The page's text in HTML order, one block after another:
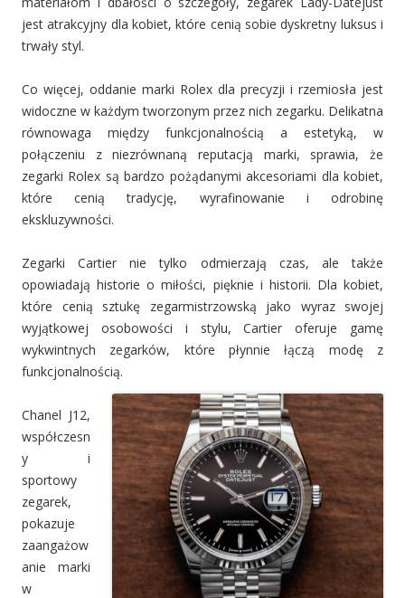
jest atrakcyjny dla kobiet, które cenią sobie dyskretny luksus i
trwały styl.
Co więcej, oddanie marki Rolex dla precyzji i rzemiosła jest
widoczne w każdym tworzonym przez nich zegarku. Delikatna
równowaga między funkcjonalnością a estetyką, w
połączeniu z niezrównaną reputacją marki, sprawia, że
zegarki Rolex są bardzo pożądanymi akcesoriami dla kobiet,
które cenią tradycję, wyrafinowanie i odrobinę
ekskluzywności.
Zegarki Cartier nie tylko odmierzają czas, ale także
opowiadają historie o miłości, pięknie i historii. Dla kobiet,
które cenią sztukę zegarmistrzowską jako wyraz swojej
wyjątkowej osobowości i stylu, Cartier oferuje gamę
wykwintnych zegarków, które płynnie łączą modę z
funkcjonalnością.
Chanel J12,
współczesn
y i
sportowy
zegarek,
pokazuje
zaangażow
anie marki
w